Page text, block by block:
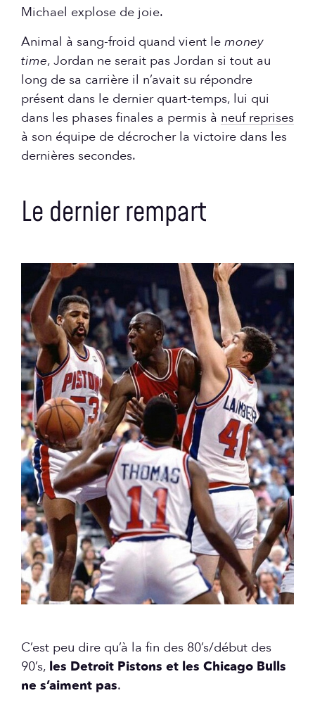
Michael explose de joie.
Animal à sang-froid quand vient le money
time, Jordan ne serait pas Jordan si tout au
long de sa carrière il n’avait su répondre
présent dans le dernier quart-temps, lui qui
dans les phases finales a permis à neuf reprises
à son équipe de décrocher la victoire dans les
dernières secondes.
Le dernier rempart
C’est peu dire qu’à la fin des 80’s/début des
90’s, les Detroit Pistons et les Chicago Bulls
ne s’aiment pas.